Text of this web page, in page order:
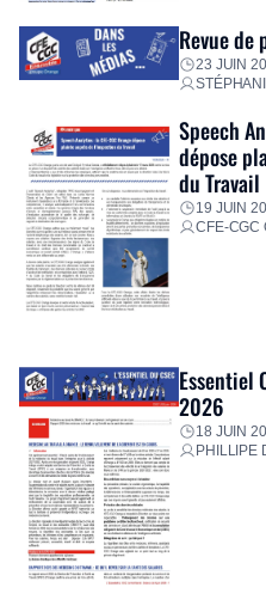
Revue
23 JUIN
Speech
dépose
du Travail
19 JUIN
CFE-CGC
Essentiel
2026
18 JUIN
PHILLIPE